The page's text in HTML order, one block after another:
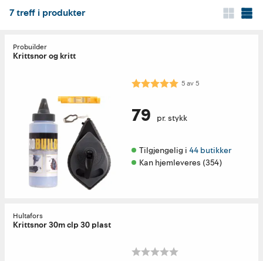
7treff i produkter
Probuilder
Krittsnor og kritt
Karakter: 5.0 av 5 mulige
5av5
79 pr. stykk
Tilgjengelig i 44 butikker
Kan hjemleveres (354)
Hultafors
Krittsnor 30m clp 30 plast